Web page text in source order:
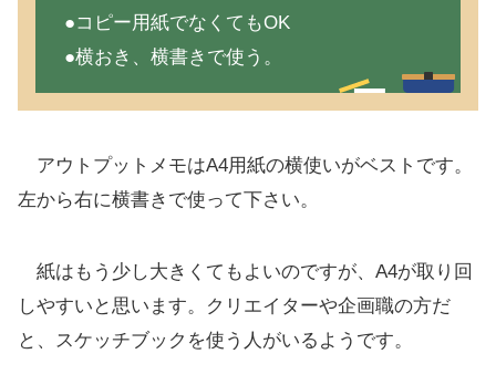
●コピー用紙でなくてもOK
●横おき、横書きで使う。
アウトプットメモはA4用紙の横使いがベストです。
左から右に横書きで使って下さい。
紙はもう少し大きくてもよいのですが、A4が取り回
しやすいと思います。クリエイターや企画職の方だ
と、スケッチブックを使う人がいるようです。